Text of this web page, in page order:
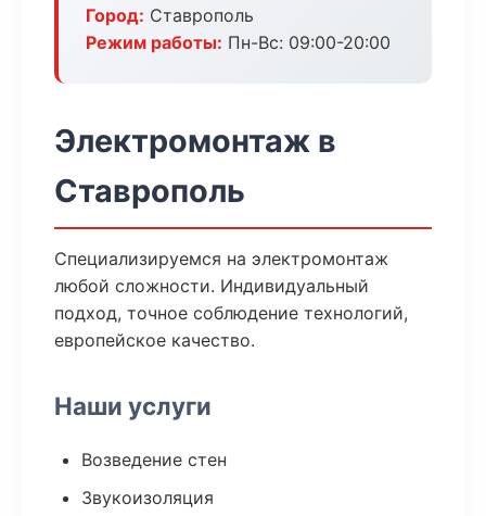
Город: Ставрополь
Режим работы: Пн-Вс: 09:00-20:00
Электромонтаж в
Ставрополь
Специализируемся на электромонтаж
любой сложности. Индивидуальный
подход, точное соблюдение технологий,
европейское качество.
Наши услуги
Возведение стен
Звукоизоляция